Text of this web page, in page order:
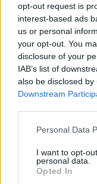
opt-out request is
interest-based ads
us or personal
your opt-out. You
disclosure of your
IAB’s list of
also be disclosed
Downstream
Please note that
not limited to your
grant or deny
use your data for
Personal Data
I want to opt-
personal data.
Opted In
Χιλιόμετρα οι
κάθοδος του
ΑΝΑΡΤΗΘΗΚΕ ΑΠΟ